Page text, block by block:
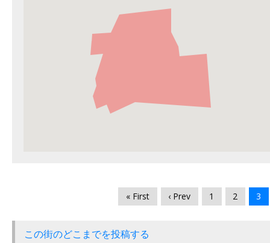
« First ‹ Prev 1 2 3
この街のどこまでを投稿する